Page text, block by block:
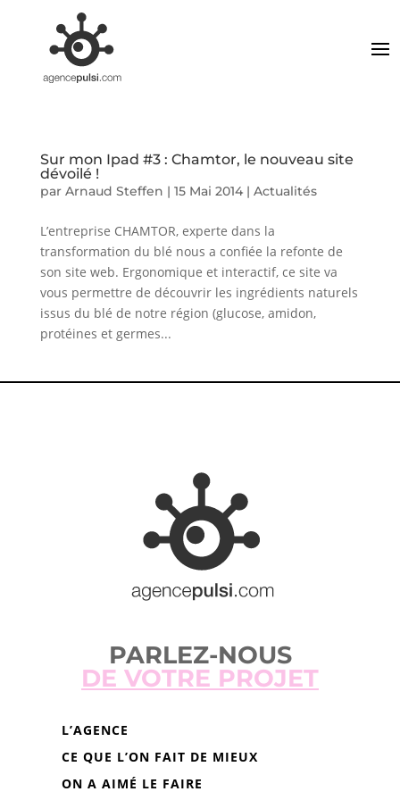
Sur mon Ipad #3 : Chamtor, le nouveau site
dévoilé !
par Arnaud Steffen | 15 Mai 2014| Actualités
L’entreprise CHAMTOR, experte dans la
transformation du blé nous a confiée la refonte de
son site web. Ergonomique et interactif, ce site va
vous permettre de découvrir les ingrédients naturels
issus du blé de notre région (glucose, amidon,
protéines et germes...
PARLEZ-NOUS
DE VOTRE PROJET
L’AGENCE
CE QUE L’ON FAIT DE MIEUX
ON A AIMÉ LE FAIRE